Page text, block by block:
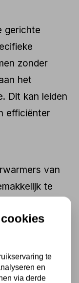
gerichte
zonder
het
Dit kan leiden
efficiënter
van
te
in
woningen,
en zelfs
te
en
via derde